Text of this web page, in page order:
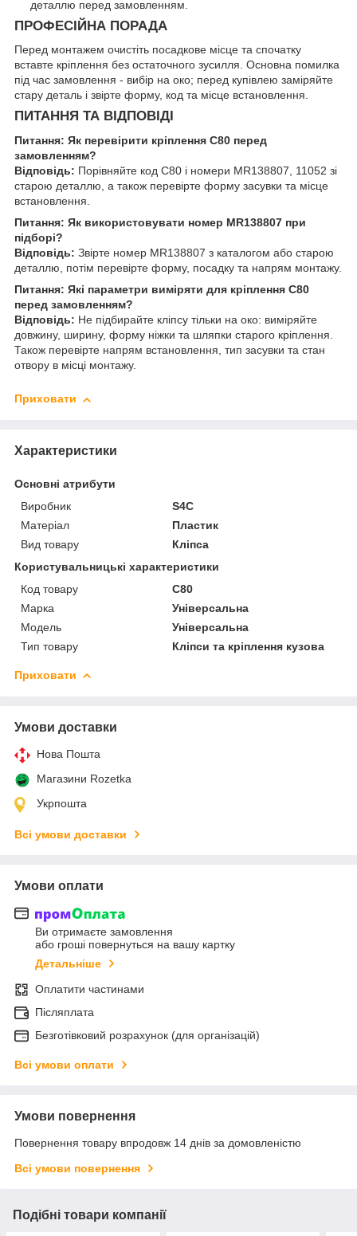
деталлю перед замовленням.
ПРОФЕСІЙНА ПОРАДА
Перед монтажем очистіть посадкове місце та спочатку
вставте кріплення без остаточного зусилля. Основна помилка
під час замовлення - вибір на око; перед купівлею заміряйте
стару деталь і звірте форму, код та місце встановлення.
ПИТАННЯ ТА ВІДПОВІДІ
Питання: Як перевірити кріплення C80 перед
замовленням?
Відповідь: Порівняйте код C80 і номери MR138807, 11052 зі
старою деталлю, а також перевірте форму засувки та місце
встановлення.
Питання: Як використовувати номер MR138807 при
підборі?
Відповідь: Звірте номер MR138807 з каталогом або старою
деталлю, потім перевірте форму, посадку та напрям монтажу.
Питання: Які параметри виміряти для кріплення C80
перед замовленням?
Відповідь: Не підбирайте кліпсу тільки на око: виміряйте
довжину, ширину, форму ніжки та шляпки старого кріплення.
Також перевірте напрям встановлення, тип засувки та стан
отвору в місці монтажу.
Приховати
Характеристики
Основні атрибути
Виробник
S4C
Матеріал
Пластик
Вид товару
Кліпса
Користувальницькі характеристики
Код товару
C80
Марка
Універсальна
Мoдель
Універсальна
Тип товару
Кліпси та кріплення кузова
Приховати
Умови доставки
Нова Пошта
Магазини Rozetka
Укрпошта
Всі умови доставки
Умови оплати
Ви отримаєте замовлення
або гроші повернуться на вашу картку
Детальніше
Оплатити частинами
Післяплата
Безготівковий розрахунок (для організацій)
Всі умови оплати
Умови повернення
Повернення товару впродовж 14 днів за домовленістю
Всі умови повернення
Подібні товари компанії